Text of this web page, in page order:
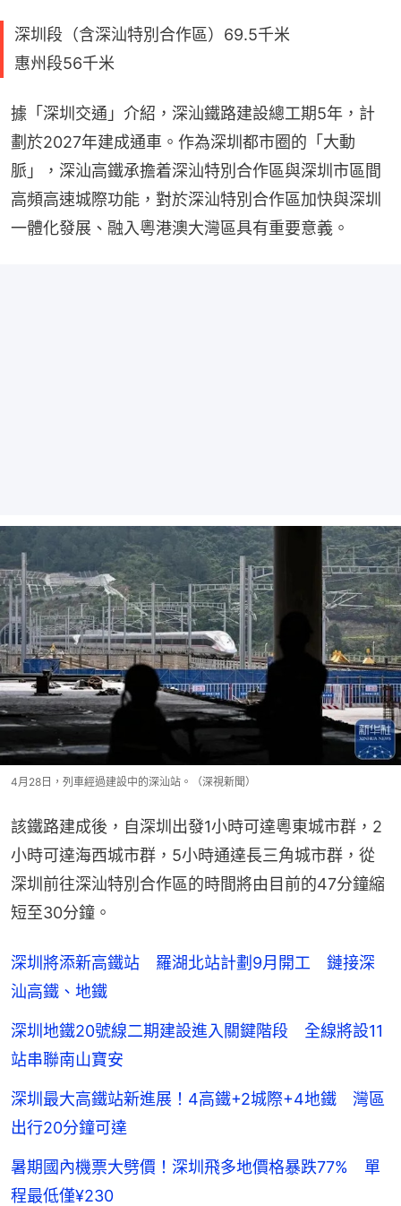
深圳段（含深汕特別合作區）69.5千米
惠州段56千米
據「深圳交通」介紹，深汕鐵路建設總工期5年，計
劃於2027年建成通車。作為深圳都市圈的「大動
脈」，深汕高鐵承擔着深汕特別合作區與深圳市區間
高頻高速城際功能，對於深汕特別合作區加快與深圳
一體化發展、融入粵港澳大灣區具有重要意義。
4月28日，列車經過建設中的深汕站。（深視新聞）
該鐵路建成後，自深圳出發1小時可達粵東城市群，2
小時可達海西城市群，5小時通達長三角城市群，從
深圳前往深汕特別合作區的時間將由目前的47分鐘縮
短至30分鐘。
深圳將添新高鐵站 羅湖北站計劃9月開工 鏈接深
汕高鐵、地鐵
深圳地鐵20號線二期建設進入關鍵階段 全線將設11
站串聯南山寶安
深圳最大高鐵站新進展！4高鐵+2城際+4地鐵 灣區
出行20分鐘可達
暑期國內機票大劈價！深圳飛多地價格暴跌77% 單
程最低僅¥230